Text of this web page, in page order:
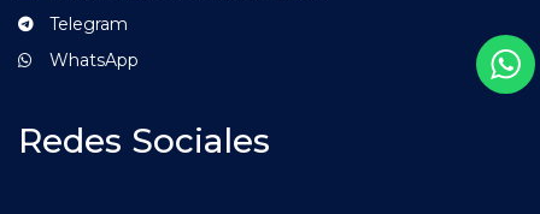
Telegram
WhatsApp
Redes Sociales